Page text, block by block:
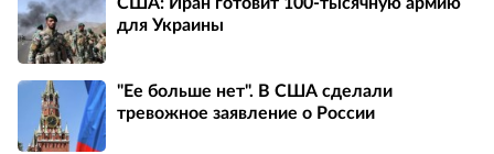
для Украины
"Ее больше нет". В США сделали
тревожное заявление о России